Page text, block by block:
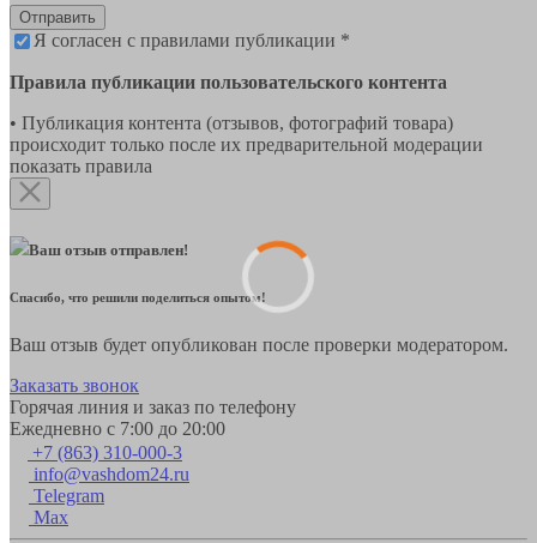
Отправить
Я согласен с правилами публикации *
Правила публикации пользовательского контента
• Публикация контента (отзывов, фотографий товара)
происходит только после их предварительной модерации
показать правила
Ваш отзыв отправлен!
Спасибо, что решили поделиться опытом!
Ваш отзыв будет опубликован после проверки модератором.
Заказать звонок
Горячая линия и заказ по телефону
Ежедневно с 7:00 до 20:00
+7 (863) 310-000-3
info@vashdom24.ru
Telegram
Max